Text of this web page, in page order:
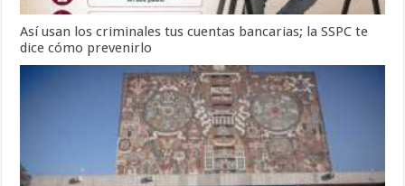
Así usan los criminales tus cuentas bancarias; la SSPC te
dice cómo prevenirlo